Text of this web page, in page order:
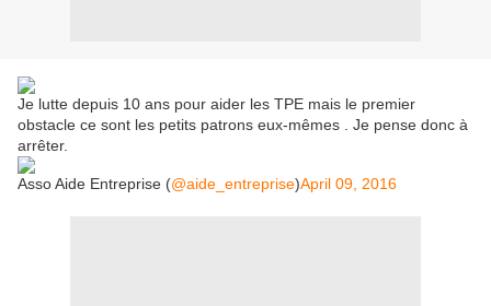
Je lutte depuis 10 ans pour aider les TPE mais le premier
obstacle ce sont les petits patrons eux-mêmes . Je pense donc à
arrêter.
Asso Aide Entreprise (@aide_entreprise)April 09, 2016